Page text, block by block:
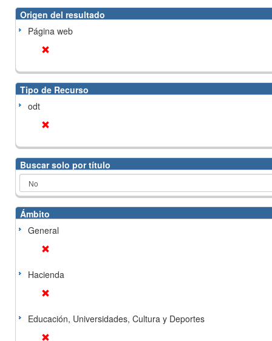
Origen del resultado
Página web
Tipo de Recurso
odt
Buscar solo por título
Ámbito
General
Hacienda
Educación, Universidades, Cultura y Deportes